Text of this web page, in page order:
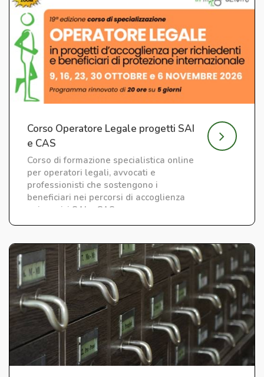
Corso Operatore Legale progetti SAI
e CAS
Corso di formazione specialistica online
per operatori legali, avvocati e
professionisti che sostengono i
beneficiari nei percorsi di accoglienza
nei servizi SAI e CAS.